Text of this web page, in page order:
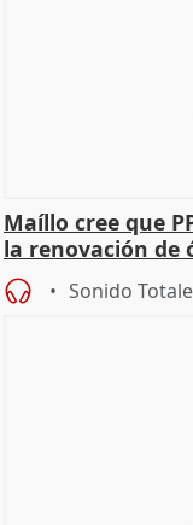
Maíllo cree que
la renovación de
Sonido